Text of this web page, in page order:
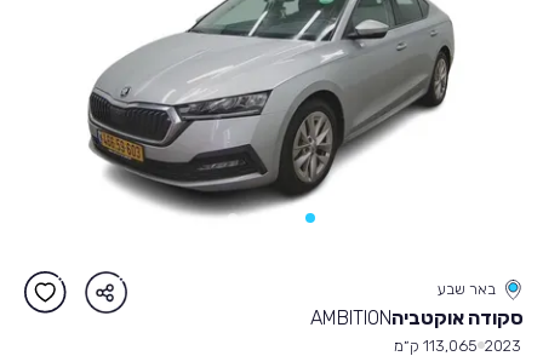
באר שבע
סקודה אוקטביהAMBITION
2023 113,065 ק״מ